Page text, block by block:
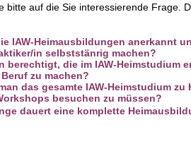
bitte auf die Sie interessierende Frage.
IAW-Heimausbildungen anerkannt
in selbststänrig machen?
berechtigt, die im IAW-Heimstudium
zu machen?
das gesamte IAW-Heimstudium
besuchen zu müssen?
dauert eine komplette